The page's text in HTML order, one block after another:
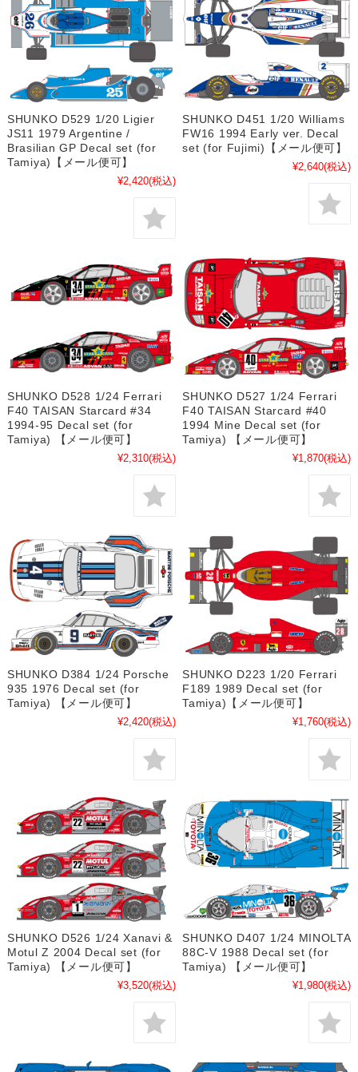
SHUNKO D529 1/20 Ligier
JS11 1979 Argentine /
Brasilian GP Decal set (for
Tamiya)【メール便可】
¥2,420(税込)
SHUNKO D451 1/20 Williams
FW16 1994 Early ver. Decal
set (for Fujimi)【メール便可】
¥2,640(税込)
SHUNKO D528 1/24 Ferrari
F40 TAISAN Starcard #34
1994-95 Decal set (for
Tamiya) 【メール便可】
¥2,310(税込)
SHUNKO D527 1/24 Ferrari
F40 TAISAN Starcard #40
1994 Mine Decal set (for
Tamiya) 【メール便可】
¥1,870(税込)
SHUNKO D384 1/24 Porsche
935 1976 Decal set (for
Tamiya) 【メール便可】
¥2,420(税込)
SHUNKO D223 1/20 Ferrari
F189 1989 Decal set (for
Tamiya)【メール便可】
¥1,760(税込)
SHUNKO D526 1/24 Xanavi &
Motul Z 2004 Decal set (for
Tamiya) 【メール便可】
¥3,520(税込)
SHUNKO D407 1/24 MINOLTA
88C-V 1988 Decal set (for
Tamiya) 【メール便可】
¥1,980(税込)